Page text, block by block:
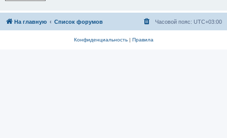
На главную Список форумов Часовой пояс: UTC+03:00
Конфиденциальность| Правила